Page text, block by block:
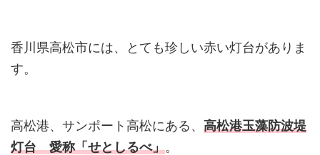
香川県高松市には、とても珍しい赤い灯台がありま
す。
高松港、サンポート高松にある、 高松港玉藻防波堤
灯台 愛称「せとしるべ」。